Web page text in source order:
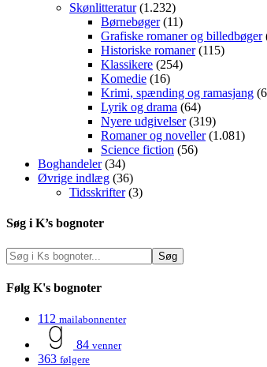
Skønlitteratur(1.232)
Børnebøger(11)
Grafiske romaner og billedbøger
Historiske romaner(115)
Klassikere (254)
Komedie (16)
Krimi, spænding og ramasjang
Lyrik og drama (64)
Nyere udgivelser(319)
Romaner og noveller(1.081)
Science fiction (56)
Boghandeler(34)
Øvrige indlæg (36)
Tidsskrifter(3)
Søg i K’s bognoter
Følg K's bognoter
112 mailabonnenter
84 venner
363 følgere